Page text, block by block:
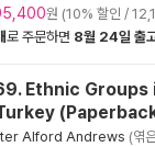
원 (10% 할인 /
로 주문하면 8월 24일 출
Ethnic Groups
Alford Andrews (엮